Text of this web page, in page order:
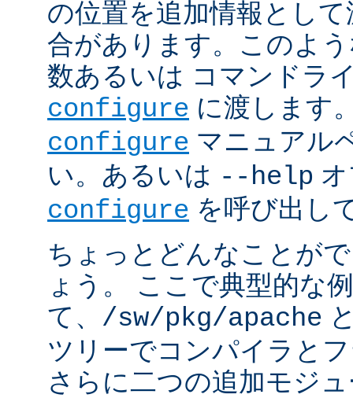
の位置を追加情報とし
合があります。このよ
数あるいは コマンドラ
configure に渡します
configure マニュアル
い。あるいは --help
configure を呼び出し
ちょっとどんなことが
ょう。 ここで典型的な
て、 /sw/pkg/apache
ツリーでコンパイラと
さらに二つの追加モジ